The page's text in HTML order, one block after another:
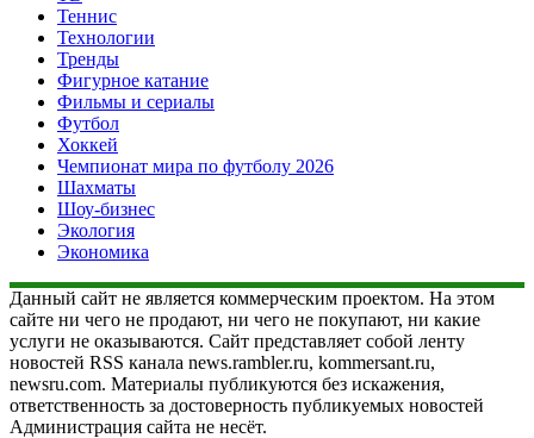
Теннис
Технологии
Тренды
Фигурное катание
Фильмы и сериалы
Футбол
Хоккей
Чемпионат мира по футболу 2026
Шахматы
Шоу-бизнес
Экология
Экономика
Данный сайт не является коммерческим проектом. На этом
сайте ни чего не продают, ни чего не покупают, ни какие
услуги не оказываются. Сайт представляет собой ленту
новостей RSS канала news.rambler.ru, kommersant.ru,
newsru.com. Материалы публикуются без искажения,
ответственность за достоверность публикуемых новостей
Администрация сайта не несёт.